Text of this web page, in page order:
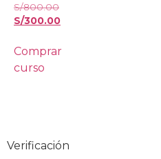
S/800.00
S/300.00
Comprar
curso
Verificación